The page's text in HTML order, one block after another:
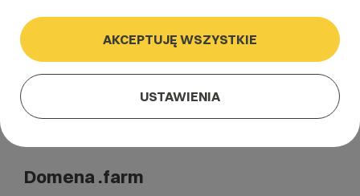
Domena .farm
AKCEPTUJĘ WSZYSTKIE
USTAWIENIA